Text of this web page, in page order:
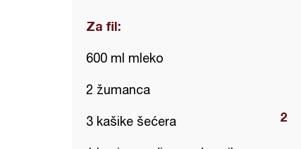
Za fil:
600 ml mleko
2 žumanca
3 kašike šećera